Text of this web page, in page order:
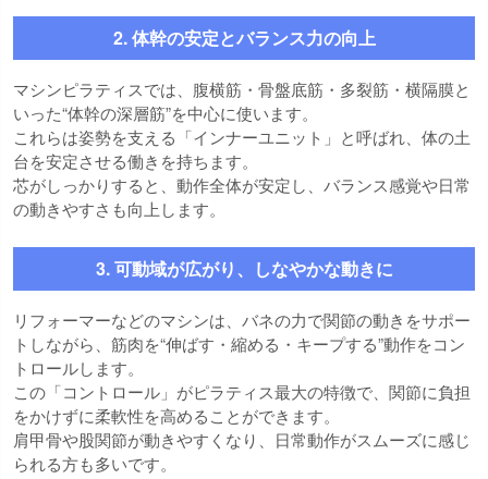
2. 体幹の安定とバランス力の向上
マシンピラティスでは、腹横筋・骨盤底筋・多裂筋・横隔膜と
いった“体幹の深層筋”を中心に使います。
これらは姿勢を支える「インナーユニット」と呼ばれ、体の土
台を安定させる働きを持ちます。
芯がしっかりすると、動作全体が安定し、バランス感覚や日常
の動きやすさも向上します。
3. 可動域が広がり、しなやかな動きに
リフォーマーなどのマシンは、バネの力で関節の動きをサポー
トしながら、筋肉を“伸ばす・縮める・キープする”動作をコン
トロールします。
この「コントロール」がピラティス最大の特徴で、関節に負担
をかけずに柔軟性を高めることができます。
肩甲骨や股関節が動きやすくなり、日常動作がスムーズに感じ
られる方も多いです。